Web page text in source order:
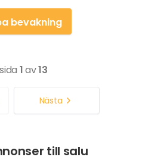
bevakning
1av13
Nästa
till salu